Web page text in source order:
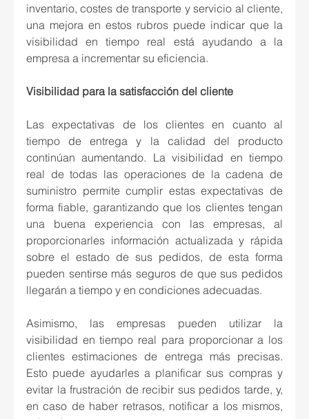
inventario, costes de transporte y servicio al cliente,
una mejora en estos rubros puede indicar que la
visibilidad en tiempo real está ayudando a la
empresa a incrementar su eficiencia.
Visibilidad para la satisfacción del cliente
Las expectativas de los clientes en cuanto al
tiempo de entrega y la calidad del producto
continúan aumentando. La visibilidad en tiempo
real de todas las operaciones de la cadena de
suministro permite cumplir estas expectativas de
forma fiable, garantizando que los clientes tengan
una buena experiencia con las empresas, al
proporcionarles información actualizada y rápida
sobre el estado de sus pedidos, de esta forma
pueden sentirse más seguros de que sus pedidos
llegarán a tiempo y en condiciones adecuadas.
Asimismo, las empresas pueden utilizar la
visibilidad en tiempo real para proporcionar a los
clientes estimaciones de entrega más precisas.
Esto puede ayudarles a planificar sus compras y
evitar la frustración de recibir sus pedidos tarde, y,
en caso de haber retrasos, notificar a los mismos,